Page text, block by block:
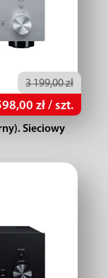
3 199,00 zł
zł / szt.
Sieciowy